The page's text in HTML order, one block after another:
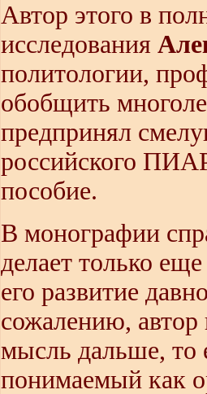
Автор этого в
исследования
политологии,
обобщить
предпринял
российского
пособие.
В монографии
делает только
его развитие
сожалению, автор
мысль дальше, то
понимаемый как